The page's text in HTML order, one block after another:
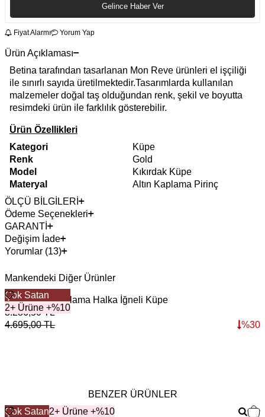
Gelince Haber Ver
Fiyat Alarmı Yorum Yap
Ürün Açıklaması
Betina tarafından tasarlanan Mon Reve ürünleri el işçiliği
ile sınırlı sayıda üretilmektedir.Tasarımlarda kullanılan
malzemeler doğal taş olduğundan renk, şekil ve boyutta
resimdeki ürün ile farklılık gösterebilir.
Ürün Özellikleri
Kategori
Küpe
Renk
Gold
Model
Kıkırdak Küpe
Materyal
Altın Kaplama Pirinç
ÖLÇÜ BİLGİLERİ
Ödeme Seçenekleri
GARANTİ
Değişim İade
Yorumlar (13)
Mankendeki Diğer Ürünler
Çok Satan
2+ Ürüne +%10
Gristo Altın Kaplama Halka İğneli Küpe
3.286,50TL
4.695,00TL %30
BENZER ÜRÜNLER
Çok Satan2+ Ürüne +%10